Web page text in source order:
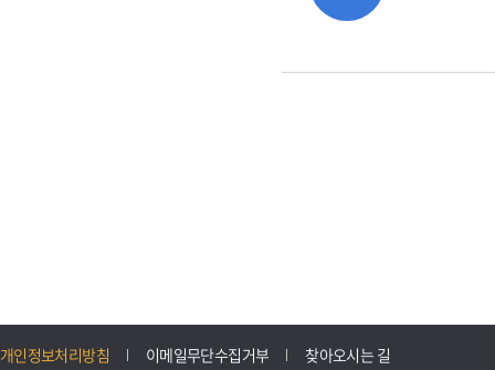
개인정보처리방침 이메일무단수집거부 찾아오시는 길